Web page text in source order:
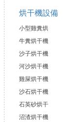
烘干機設備
小型雞糞烘
牛糞烘干機
沙子烘干機
河沙烘干機
雞屎烘干機
沙石烘干機
石英砂烘干
沼渣烘干機